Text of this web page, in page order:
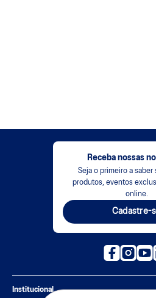
Receba nossas
Seja o primeiro a saber
produtos, eventos
online.
Cadastre-
Institucional